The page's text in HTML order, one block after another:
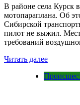
В районе села Курск
мотопараплана. Об
Сибирской
пилот не выжил.
требований
Читать далее